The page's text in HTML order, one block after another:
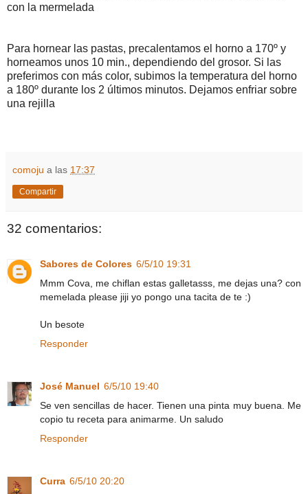
con la mermelada
Para hornear las pastas, precalentamos el horno a 170º y
horneamos unos 10 min., dependiendo del grosor. Si las
preferimos con más color, subimos la temperatura del horno
a 180º durante los 2 últimos minutos. Dejamos enfriar sobre
una rejilla
comoju a las 17:37
Compartir
32 comentarios:
Sabores de Colores 6/5/10 19:31
Mmm Cova, me chiflan estas galletasss, me dejas una? con
memelada please jiji yo pongo una tacita de te :)
Un besote
Responder
José Manuel 6/5/10 19:40
Se ven sencillas de hacer. Tienen una pinta muy buena. Me
copio tu receta para animarme. Un saludo
Responder
Curra 6/5/10 20:20